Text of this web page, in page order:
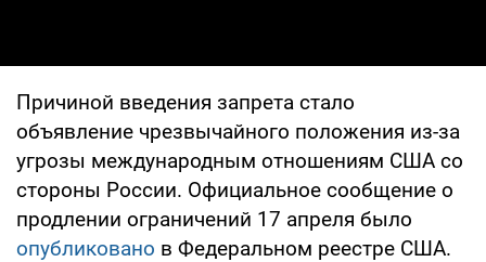
Причиной введения запрета стало
объявление чрезвычайного положения из-за
угрозы международным отношениям США со
стороны России. Официальное сообщение о
продлении ограничений 17 апреля было
опубликовано в Федеральном реестре США.